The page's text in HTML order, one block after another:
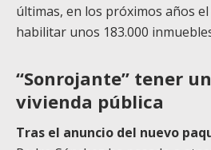
últimas, en los próximos años
habilitar unos 183.000
“Sonrojante” tener
vivienda pública
Tras el anuncio del nuevo